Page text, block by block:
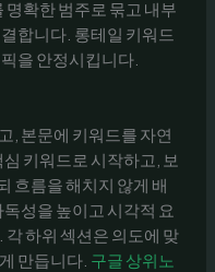
확한 범주로 묶고 내부
합니다. 롱테일 키워드
을 안정시킵니다.
, 본문에 키워드를 자연
키워드로 시작하고, 보
흐름을 해치지 않게 배
성을 높이고 시각적 요
하위 섹션은 의도에 맞
만듭니다. 구글 상위노